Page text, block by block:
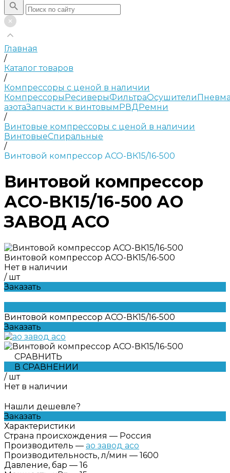
Главная
/
Каталог товаров
/
Компрессоры с ценой в наличии
КомпрессорыРесиверыФильтраОсушители
азотаЗапчасти к винтовымРВДРемни
/
Винтовые компрессоры с ценой в наличии
ВинтовыеСпиральные
/
Винтовой компрессор АСО-ВК15/16-500
Винтовой компрессор
АСО-ВК15/16-500 АО
ЗАВОД АСО
Винтовой компрессор АСО-ВК15/16-500
Нет в наличии
/ шт
Заказать
Винтовой компрессор АСО-ВК15/16-500
Заказать
СРАВНИТЬ
В СРАВНЕНИИ
/ шт
Нет в наличии
Нашли дешевле?
Заказать
Характеристики
Страна происхождения — Россия
Производитель — ао завод асо
Производительность, л/мин — 1600
Давление, бар — 16